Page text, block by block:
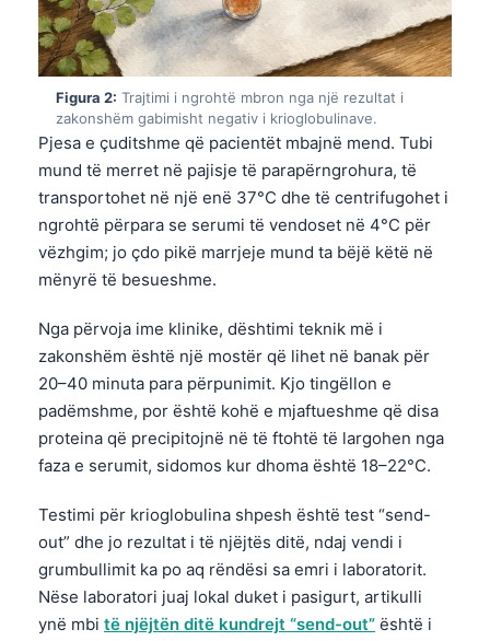
Figura 2: Trajtimi i ngrohtë mbron nga një rezultat i
zakonshëm gabimisht negativ i krioglobulinave.
Pjesa e çuditshme që pacientët mbajnë mend. Tubi
mund të merret në pajisje të parapërngrohura, të
transportohet në një enë 37°C dhe të centrifugohet i
ngrohtë përpara se serumi të vendoset në 4°C për
vëzhgim; jo çdo pikë marrjeje mund ta bëjë këtë në
mënyrë të besueshme.
Nga përvoja ime klinike, dështimi teknik më i
zakonshëm është një mostër që lihet në banak për
20–40 minuta para përpunimit. Kjo tingëllon e
padëmshme, por është kohë e mjaftueshme që disa
proteina që precipitojnë në të ftohtë të largohen nga
faza e serumit, sidomos kur dhoma është 18–22°C.
Testimi për krioglobulina shpesh është test “send-
out” dhe jo rezultat i të njëjtës ditë, ndaj vendi i
grumbullimit ka po aq rëndësi sa emri i laboratorit.
Nëse laboratori juaj lokal duket i pasigurt, artikulli
ynë mbi të njëjtën ditë kundrejt “send-out” është i